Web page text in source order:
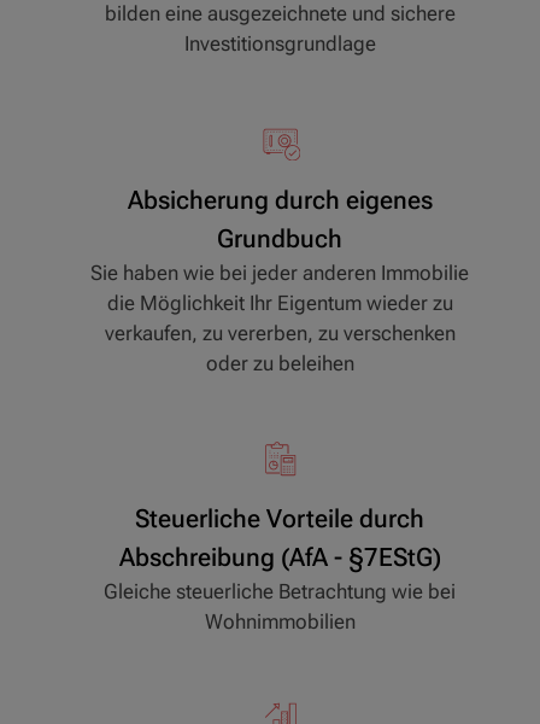
bilden eine ausgezeichnete und sichere
Investitionsgrundlage
Absicherung durch eigenes
Grundbuch
Sie haben wie bei jeder anderen Immobilie
die Möglichkeit Ihr Eigentum wieder zu
verkaufen, zu vererben, zu verschenken
oder zu beleihen
Steuerliche Vorteile durch
Abschreibung (AfA - §7EStG)
Gleiche steuerliche Betrachtung wie bei
Wohnimmobilien